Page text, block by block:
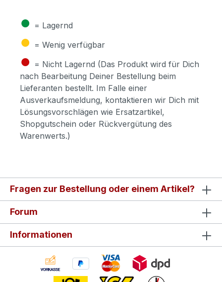
● = Lagernd
● = Wenig verfügbar
● = Nicht Lagernd (Das Produkt wird für Dich
nach Bearbeitung Deiner Bestellung beim
Lieferanten bestellt. Im Falle einer
Ausverkaufsmeldung, kontaktieren wir Dich mit
Lösungsvorschlägen wie Ersatzartikel,
Shopgutschein oder Rückvergütung des
Warenwerts.)
Fragen zur Bestellung oder einem Artikel?
Forum
Informationen